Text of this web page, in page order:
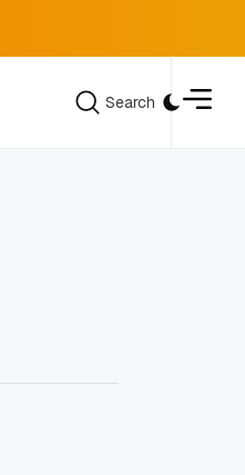
Search